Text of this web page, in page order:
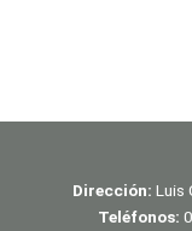
Dirección: Luis
Teléfonos: